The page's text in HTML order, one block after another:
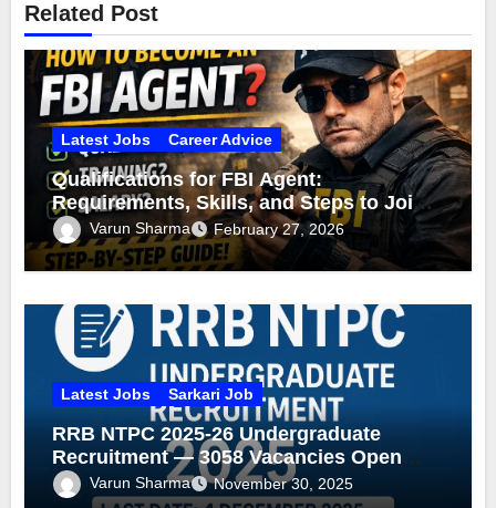
Related Post
Latest Jobs Career Advice
Qualifications for FBI Agent:
Requirements, Skills, and Steps to Join
the FBIVarun Sharma February 27, 2026
Latest Jobs Sarkari Job
RRB NTPC 2025-26 Undergraduate
Recruitment — 3058 Vacancies Open
(Apply by 4 Dec 2025)
Varun Sharma November 30, 2025